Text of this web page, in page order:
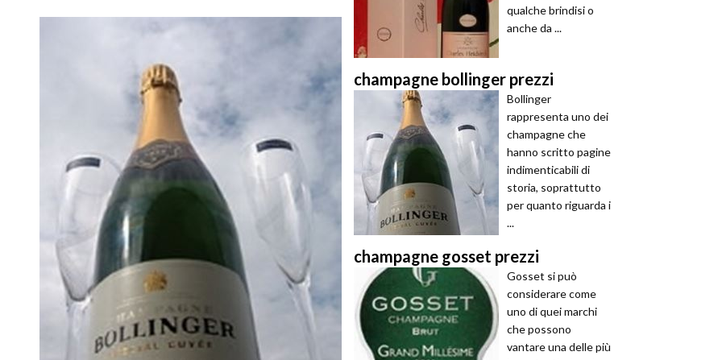
qualche brindisi o
anche da ...
champagne bollinger prezzi
Bollinger
rappresenta uno dei
champagne che
hanno scritto pagine
indimenticabili di
storia, soprattutto
per quanto riguarda i
...
champagne gosset prezzi
Gosset si può
considerare come
uno di quei marchi
che possono
vantare una delle più